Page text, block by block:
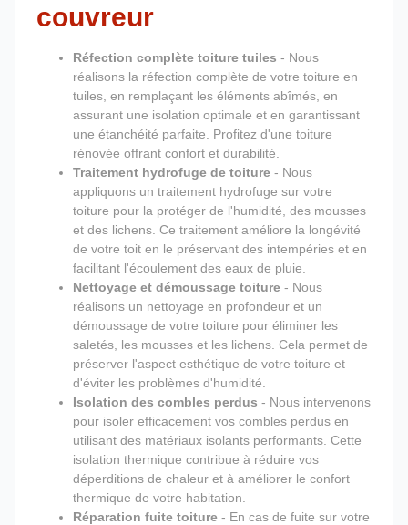
couvreur
Réfection complète toiture tuiles - Nous
réalisons la réfection complète de votre toiture en
tuiles, en remplaçant les éléments abîmés, en
assurant une isolation optimale et en garantissant
une étanchéité parfaite. Profitez d'une toiture
rénovée offrant confort et durabilité.
Traitement hydrofuge de toiture - Nous
appliquons un traitement hydrofuge sur votre
toiture pour la protéger de l'humidité, des mousses
et des lichens. Ce traitement améliore la longévité
de votre toit en le préservant des intempéries et en
facilitant l'écoulement des eaux de pluie.
Nettoyage et démoussage toiture - Nous
réalisons un nettoyage en profondeur et un
démoussage de votre toiture pour éliminer les
saletés, les mousses et les lichens. Cela permet de
préserver l'aspect esthétique de votre toiture et
d'éviter les problèmes d'humidité.
Isolation des combles perdus - Nous intervenons
pour isoler efficacement vos combles perdus en
utilisant des matériaux isolants performants. Cette
isolation thermique contribue à réduire vos
déperditions de chaleur et à améliorer le confort
thermique de votre habitation.
Réparation fuite toiture - En cas de fuite sur votre